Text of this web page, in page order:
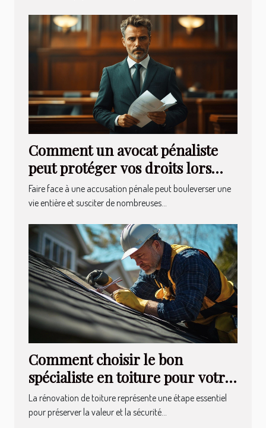
Comment un avocat pénaliste
peut protéger vos droits lors
d'une accusation ?
Faire face à une accusation pénale peut bouleverser une
vie entière et susciter de nombreuses...
Comment choisir le bon
spécialiste en toiture pour votre
rénovation ?
La rénovation de toiture représente une étape essentiel
pour préserver la valeur et la sécurité...